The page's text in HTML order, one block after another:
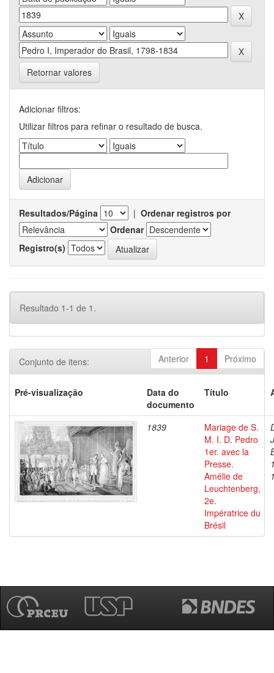
Retornar valores
Adicionar filtros:
Utilizar filtros para refinar o resultado de busca.
Resultados/Página | Ordenar registros por
Ordenar
Registro(s)
Resultado 1-1 de 1.
Anterior 1 Próximo
Conjunto de itens:
Pré-visualização
Data do
documento
Título
1839
Mariage de S.
M. I. D. Pedro
1er. avec la
Presse.
Amélie de
Leuchtenberg,
2e.
Impératrice du
Brésil